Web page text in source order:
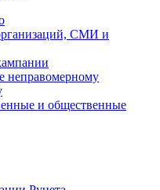
СМИ и
неправомерному
и общественные